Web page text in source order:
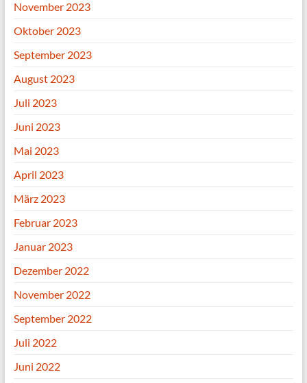
November 2023
Oktober 2023
September 2023
August 2023
Juli 2023
Juni 2023
Mai 2023
April 2023
März 2023
Februar 2023
Januar 2023
Dezember 2022
November 2022
September 2022
Juli 2022
Juni 2022